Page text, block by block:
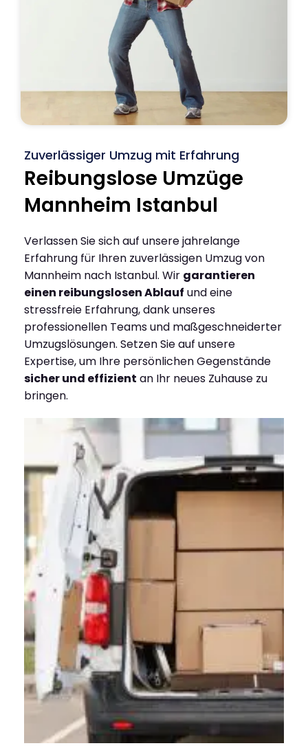
Zuverlässiger Umzug mit Erfahrung
Reibungslose Umzüge
Mannheim Istanbul
Verlassen Sie sich auf unsere jahrelange
Erfahrung für Ihren zuverlässigen Umzug von
Mannheim nach Istanbul. Wir garantieren
einen reibungslosen Ablauf und eine
stressfreie Erfahrung, dank unseres
professionellen Teams und maßgeschneiderter
Umzugslösungen. Setzen Sie auf unsere
Expertise, um Ihre persönlichen Gegenstände
sicher und effizient an Ihr neues Zuhause zu
bringen.